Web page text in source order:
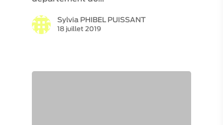
Sylvia PHIBEL PUISSANT
18 juillet 2019